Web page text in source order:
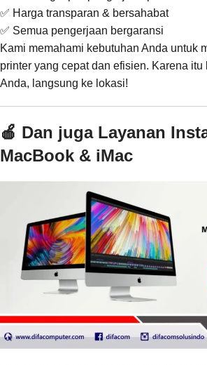
✅ Harga transparan & bersahabat
✅ Semua pengerjaan bergaransi
Kami memahami kebutuhan Anda untuk
printer yang cepat dan efisien. Karena itu
Anda, langsung ke lokasi!
🍎 Dan juga Layanan
MacBook & iMac